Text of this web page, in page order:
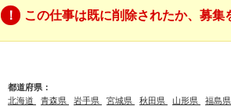
この仕事は既に削除されたか、募集
都道府県：
北海道
青森県 岩手県 宮城県 秋田県 山形県 福島県